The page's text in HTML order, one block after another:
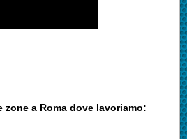
a Roma dove lavoriamo: